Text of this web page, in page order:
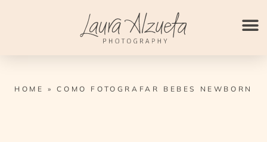
HOME »COMO FOTOGRAFAR BEBES NEWBORN